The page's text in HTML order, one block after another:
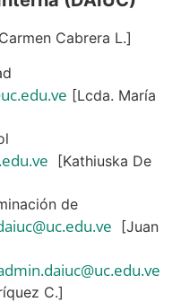
Cabrera L.]
[Lcda. María
[Kathiuska De
de
[Juan
C.]